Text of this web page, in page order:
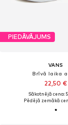
PIEDĀVĀJUMS
VANS
Brīvā laika
22,50 €
Sākotnējā cena:
Pēdējā zemākā